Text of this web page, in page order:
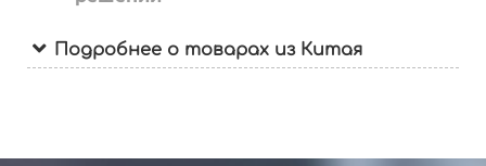
Подробнее о товарах из Китая